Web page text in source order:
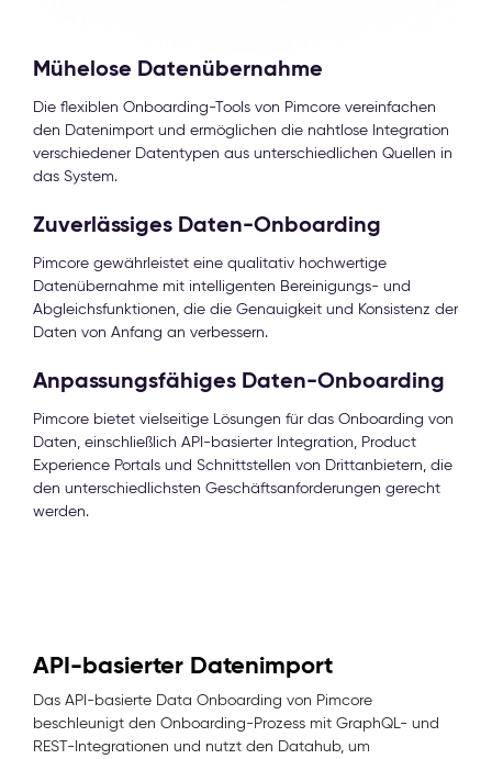
Mühelose Datenübernahme
Die flexiblen Onboarding-Tools von Pimcore vereinfachen
den Datenimport und ermöglichen die nahtlose Integration
verschiedener Datentypen aus unterschiedlichen Quellen in
das System.
Zuverlässiges Daten-Onboarding
Pimcore gewährleistet eine qualitativ hochwertige
Datenübernahme mit intelligenten Bereinigungs- und
Abgleichsfunktionen, die die Genauigkeit und Konsistenz der
Daten von Anfang an verbessern.
Anpassungsfähiges Daten-Onboarding
Pimcore bietet vielseitige Lösungen für das Onboarding von
Daten, einschließlich API-basierter Integration, Product
Experience Portals und Schnittstellen von Drittanbietern, die
den unterschiedlichsten Geschäftsanforderungen gerecht
werden.
API-basierter Datenimport
Das API-basierte Data Onboarding von Pimcore
beschleunigt den Onboarding-Prozess mit GraphQL- und
REST-Integrationen und nutzt den Datahub, um